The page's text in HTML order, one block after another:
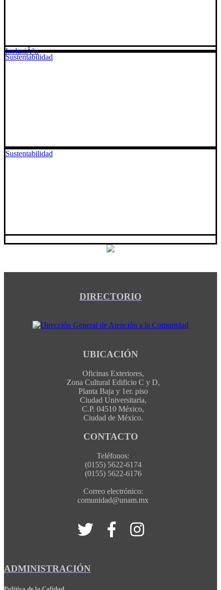
Sustentabilidad
Sustentabilidad
InclusiÃ³n
DIRECTORIO
UBICACIÓN
Oficinas Exteriores,
Zona Cultural Edificio C y D,
Planta Baja y 1er. piso
Ciudad Universitaria,
C.P. 04510 México,
Ciudad de México.
CONTACTO
Teléfonos:
(0155) 5622-6174
(0155) 5622-6176
Correo electrónico:
comunidad@unam.mx
ADMINISTRACIÓN